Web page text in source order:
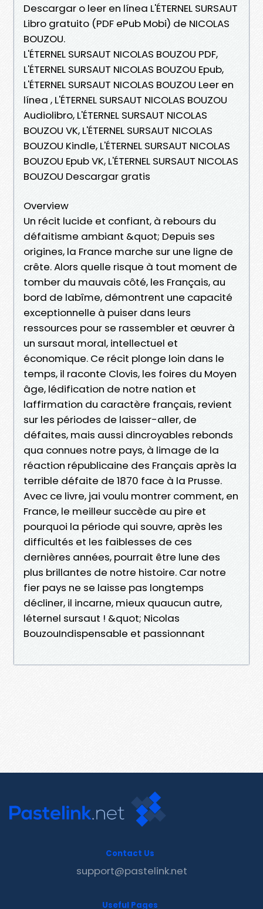
Descargar o leer en línea L'ÉTERNEL SURSAUT
Libro gratuito (PDF ePub Mobi) de NICOLAS
BOUZOU.
L'ÉTERNEL SURSAUT NICOLAS BOUZOU PDF,
L'ÉTERNEL SURSAUT NICOLAS BOUZOU Epub,
L'ÉTERNEL SURSAUT NICOLAS BOUZOU Leer en
línea , L'ÉTERNEL SURSAUT NICOLAS BOUZOU
Audiolibro, L'ÉTERNEL SURSAUT NICOLAS
BOUZOU VK, L'ÉTERNEL SURSAUT NICOLAS
BOUZOU Kindle, L'ÉTERNEL SURSAUT NICOLAS
BOUZOU Epub VK, L'ÉTERNEL SURSAUT NICOLAS
BOUZOU Descargar gratis
Overview
Un récit lucide et confiant, à rebours du
défaitisme ambiant &quot; Depuis ses
origines, la France marche sur une ligne de
crête. Alors quelle risque à tout moment de
tomber du mauvais côté, les Français, au
bord de labîme, démontrent une capacité
exceptionnelle à puiser dans leurs
ressources pour se rassembler et œuvrer à
un sursaut moral, intellectuel et
économique. Ce récit plonge loin dans le
temps, il raconte Clovis, les foires du Moyen
âge, lédification de notre nation et
laffirmation du caractère français, revient
sur les périodes de laisser-aller, de
défaites, mais aussi dincroyables rebonds
qua connues notre pays, à limage de la
réaction républicaine des Français après la
terrible défaite de 1870 face à la Prusse.
Avec ce livre, jai voulu montrer comment, en
France, le meilleur succède au pire et
pourquoi la période qui souvre, après les
difficultés et les faiblesses de ces
dernières années, pourrait être lune des
plus brillantes de notre histoire. Car notre
fier pays ne se laisse pas longtemps
décliner, il incarne, mieux quaucun autre,
léternel sursaut ! &quot; Nicolas
BouzouIndispensable et passionnant
Contact Us
support@pastelink.net
Useful Pages